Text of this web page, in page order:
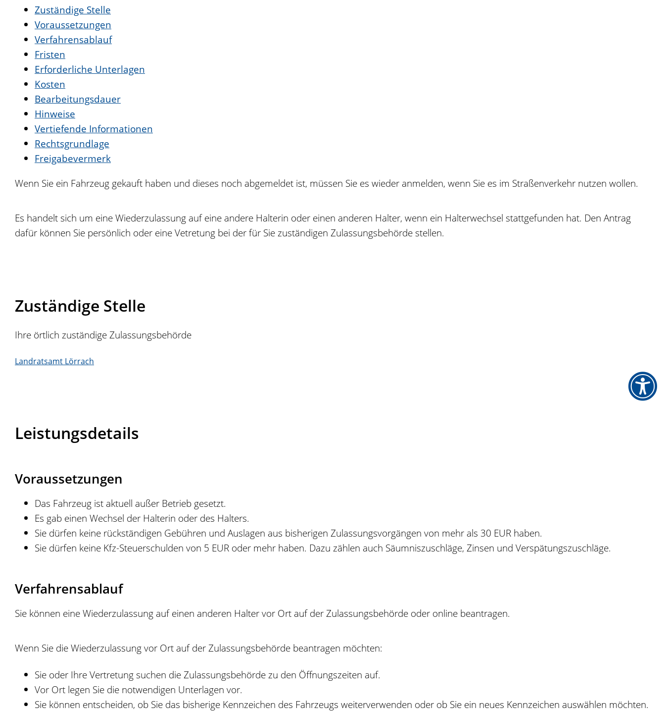
Zuständige Stelle
Voraussetzungen
Verfahrensablauf
Fristen
Erforderliche Unterlagen
Kosten
Bearbeitungsdauer
Hinweise
Vertiefende Informationen
Rechtsgrundlage
Freigabevermerk
Wenn Sie ein Fahrzeug gekauft haben und dieses noch abgemeldet ist, müssen Sie es wieder anmelden, wenn Sie es im Straßenverkehr nutzen wollen.
Es handelt sich um eine Wiederzulassung auf eine andere Halterin oder einen anderen Halter, wenn ein Halterwechsel stattgefunden hat. Den Antrag
dafür können Sie persönlich oder eine Vetretung bei der für Sie zuständigen Zulassungsbehörde stellen.
Zuständige Stelle
Ihre örtlich zuständige Zulassungsbehörde
Landratsamt Lörrach
Leistungsdetails
Voraussetzungen
Das Fahrzeug ist aktuell außer Betrieb gesetzt.
Es gab einen Wechsel der Halterin oder des Halters.
Sie dürfen keine rückständigen Gebühren und Auslagen aus bisherigen Zulassungsvorgängen von mehr als 30 EUR haben.
Sie dürfen keine Kfz-Steuerschulden von 5 EUR oder mehr haben. Dazu zählen auch Säumniszuschläge, Zinsen und Verspätungszuschläge.
Verfahrensablauf
Sie können eine Wiederzulassung auf einen anderen Halter vor Ort auf der Zulassungsbehörde oder online beantragen.
Wenn Sie die Wiederzulassung vor Ort auf der Zulassungsbehörde beantragen möchten:
Sie oder Ihre Vertretung suchen die Zulassungsbehörde zu den Öffnungszeiten auf.
Vor Ort legen Sie die notwendigen Unterlagen vor.
Sie können entscheiden, ob Sie das bisherige Kennzeichen des Fahrzeugs weiterverwenden oder ob Sie ein neues Kennzeichen auswählen möchten.